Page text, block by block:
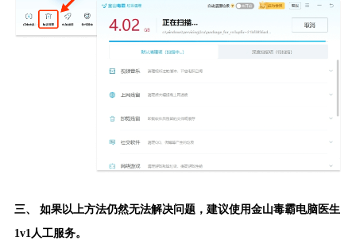
三、 如果以上方法仍然无法解决问题，建议使用金山毒霸电脑医生
1v1人工服务。